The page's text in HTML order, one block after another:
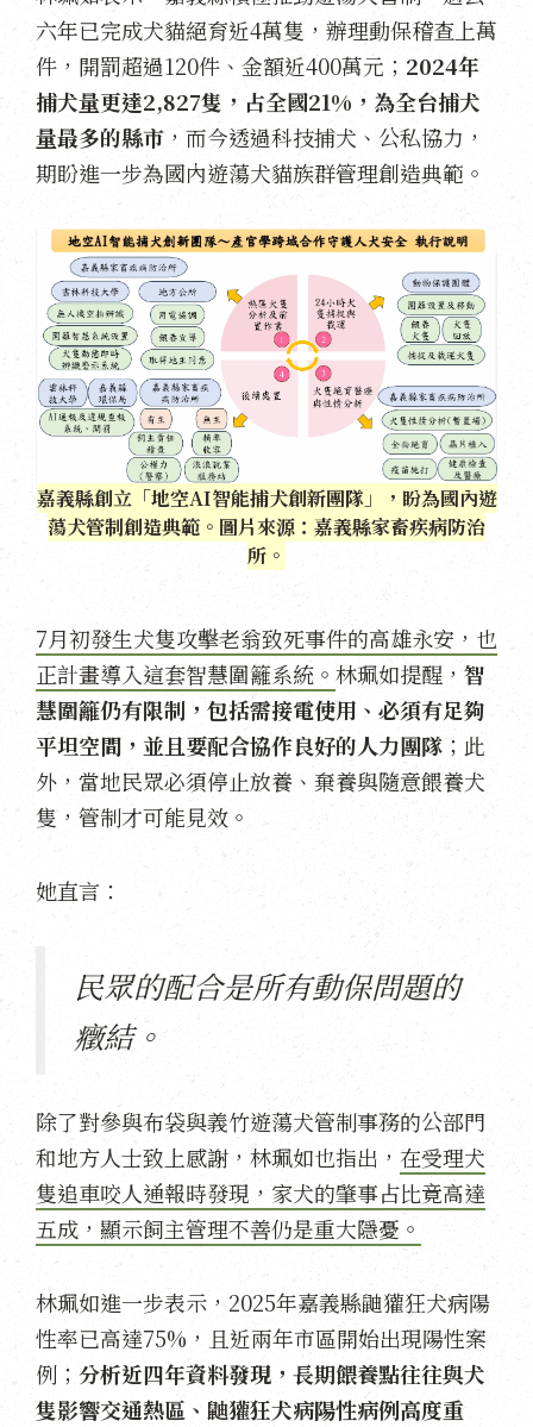
六年已完成犬貓絕育近4萬隻，辦理動保稽查上萬
件，開罰超過120件、金額近400萬元； 2024年
捕犬量更達2,827隻，占全國21%，為全台捕犬
量最多的縣市 ，而今透過科技捕犬、公私協力，
期盼進一步為國內遊蕩犬貓族群管理創造典範。
嘉義縣創立「地空AI智能捕犬創新團隊」，盼為國內遊
蕩犬管制創造典範。圖片來源：嘉義縣家畜疾病防治
所。
7月初發生犬隻攻擊老翁致死事件的高雄永安，也
正計畫導入這套智慧圍籬系統。 林珮如提醒， 智
慧圍籬仍有限制，包括需接電使用、必須有足夠
平坦空間，並且要配合協作良好的人力團隊 ；此
外，當地民眾必須停止放養、棄養與隨意餵養犬
隻，管制才可能見效。
她直言：
民眾的配合是所有動保問題的
癥結。
除了對參與布袋與義竹遊蕩犬管制事務的公部門
和地方人士致上感謝，林珮如也指出， 在受理犬
隻追車咬人通報時發現，家犬的肇事占比竟高達
五成，顯示飼主管理不善仍是重大隱憂。
林珮如進一步表示，2025年嘉義縣鼬獾狂犬病陽
性率已高達75%，且近兩年市區開始出現陽性案
例； 分析近四年資料發現，長期餵養點往往與犬
隻影響交通熱區、鼬獾狂犬病陽性病例高度重